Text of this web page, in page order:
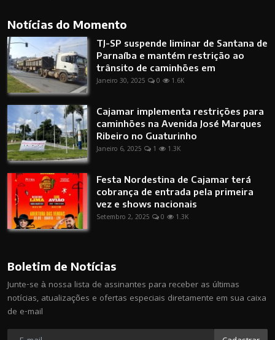
Notícias do Momento
TJ-SP suspende liminar de Santana de
Parnaíba e mantém restrição ao
trânsito de caminhões em
Janeiro 30, 2025
0 1.6K
Cajamar implementa restrições para
caminhões na Avenida José Marques
Ribeiro no Guaturinho
Janeiro 6, 2025
1 1.3K
Festa Nordestina de Cajamar terá
cobrança de entrada pela primeira
vez e shows nacionais
Setembro 2, 2025
0 1.3K
Boletim de Notícias
Junte-se à nossa lista de assinantes para receber as últimas
notícias, atualizações e ofertas especiais diretamente em sua caixa
de e-mail